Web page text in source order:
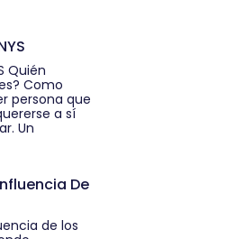
Quién
Como
persona que
a sí
Un
De
de los